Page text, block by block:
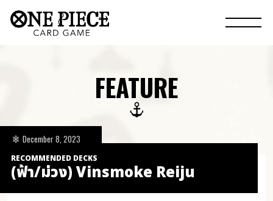
FEATURE
RECOMMENDED DECKS
(ฟ้า/ม่วง) Vinsmoke Reiju
December 8, 2023